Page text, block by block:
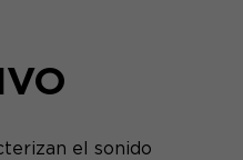
el sonido